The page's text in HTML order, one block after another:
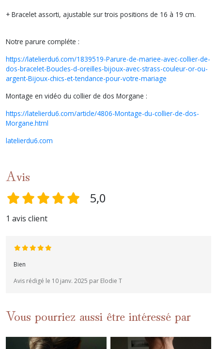
+ Bracelet assorti, ajustable sur trois positions de 16 à 19 cm.
Notre parure compléte :
https://latelierdu6.com/1839519-Parure-de-mariee-avec-collier-de-
dos-bracelet-Boucles-d-oreilles-bijoux-avec-strass-couleur-or-ou-
argent-Bijoux-chics-et-tendance-pour-votre-mariage
Montage en vidéo du collier de dos Morgane :
https://latelierdu6.com/article/4806-Montage-du-collier-de-dos-
Morgane.html
latelierdu6.com
Avis
5,0
1 avis client
Bien
Avis rédigé le 10 janv. 2025 par Elodie T
Vous pourriez aussi être intéressé par